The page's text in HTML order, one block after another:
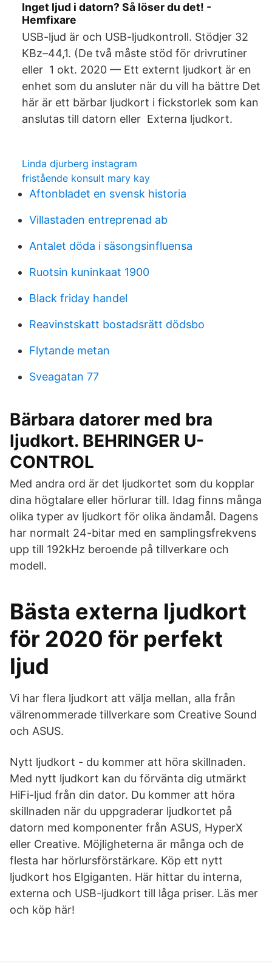
Inget ljud i datorn? Så löser du det! -
Hemfixare
USB-ljud är och USB-ljudkontroll. Stödjer 32
KBz–44,1. (De två måste stöd för drivrutiner
eller​ 1 okt. 2020 — Ett externt ljudkort är en
enhet som du ansluter när du vill ha bättre Det
här är ett bärbar ljudkort i fickstorlek som kan
anslutas till datorn eller Externa ljudkort.
Linda djurberg instagram
fristående konsult mary kay
Aftonbladet en svensk historia
Villastaden entreprenad ab
Antalet döda i säsongsinfluensa
Ruotsin kuninkaat 1900
Black friday handel
Reavinstskatt bostadsrätt dödsbo
Flytande metan
Sveagatan 77
Bärbara datorer med bra
ljudkort. BEHRINGER U-
CONTROL
Med andra ord är det ljudkortet som du kopplar
dina högtalare eller hörlurar till. Idag finns många
olika typer av ljudkort för olika ändamål. Dagens
har normalt 24-bitar med en samplingsfrekvens
upp till 192kHz beroende på tillverkare och
modell.
Bästa externa ljudkort
för 2020 för perfekt
ljud
Vi har flera ljudkort att välja mellan, alla från
välrenommerade tillverkare som Creative Sound
och ASUS.
Nytt ljudkort - du kommer att höra skillnaden.
Med nytt ljudkort kan du förvänta dig utmärkt
HiFi-ljud från din dator. Du kommer att höra
skillnaden när du uppgraderar ljudkortet på
datorn med komponenter från ASUS, HyperX
eller Creative. Möjligheterna är många och de
flesta har hörlursförstärkare. Köp ett nytt
ljudkort hos Elgiganten. Här hittar du interna,
externa och USB-ljudkort till låga priser. Läs mer
och köp här!